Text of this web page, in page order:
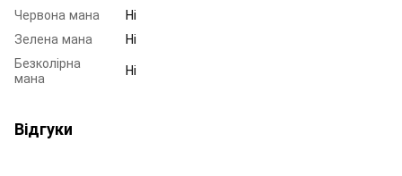
Червона мана
Ні
Зелена мана
Ні
Безколірна
мана
Ні
Відгуки